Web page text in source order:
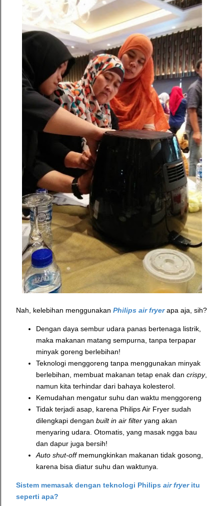
Nah, kelebihan menggunakan Philips air fryerapa aja, sih?
Dengan daya sembur udara panas bertenaga listrik,
maka makanan matang sempurna, tanpa terpapar
minyak goreng berlebihan!
Teknologi menggoreng tanpa menggunakan minyak
berlebihan, membuat makanan tetap enak dan crispy,
namun kita terhindar dari bahaya kolesterol.
Kemudahan mengatur suhu dan waktu menggoreng
Tidak terjadi asap, karena Philips Air Fryer sudah
dilengkapi dengan built in air filter yang akan
menyaring udara. Otomatis, yang masak ngga bau
dan dapur juga bersih!
Auto shut-offmemungkinkan makanan tidak gosong,
karena bisa diatur suhu dan waktunya.
Sistem memasak dengan teknologi Philips air fryeritu
seperti apa?